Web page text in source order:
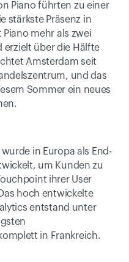
Piano führten zu einer
stärkste Präsenz in
mehr als zwei
erzielt über die Hälfte
Amsterdam seit
und das
Sommer ein neues
in Europa als End-
um Kunden zu
ihrer User
hoch entwickelte
entstand unter
in Frankreich.